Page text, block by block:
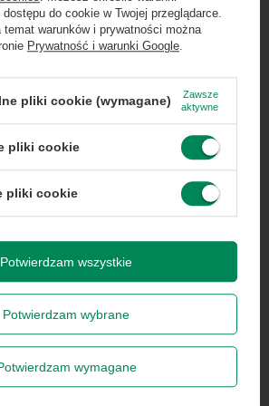
0195949805691
iPhone
Gwarancja na 3
miesiące
A
informacje o zniżkach i
w naszym sklepie!
od razu, aby odebrać
telefonicznym
zł rabatu!
zamówieniach powyżej 300 zł. Oferta
zamówień hurtowych.
Więcej wpolityce
Zapisz się
do cookie w Twojej przeglądarce.
warunków i prywatności można
Prywatność i warunki Google.
pliki cookie (wymagane)
Zawsze
aktywne
pliki cookie
pliki cookie
Potwierdzam wybrane
wymagane
Potwierdzam wszystkie